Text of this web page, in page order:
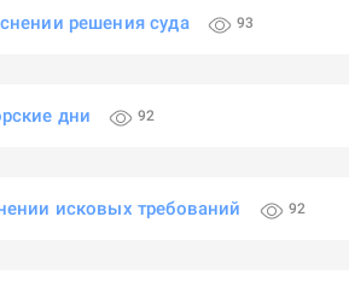
решения суда 93
дни 92
исковых требований 92